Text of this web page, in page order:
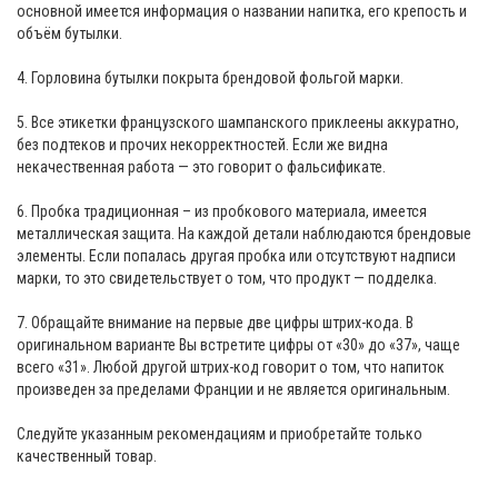
основной имеется информация о названии напитка, его крепость и
объём бутылки.
4. Горловина бутылки покрыта брендовой фольгой марки.
5. Все этикетки французского шампанского приклеены аккуратно,
без подтеков и прочих некорректностей. Если же видна
некачественная работа — это говорит о фальсификате.
6. Пробка традиционная – из пробкового материала, имеется
металлическая защита. На каждой детали наблюдаются брендовые
элементы. Если попалась другая пробка или отсутствуют надписи
марки, то это свидетельствует о том, что продукт — подделка.
7. Обращайте внимание на первые две цифры штрих-кода. В
оригинальном варианте Вы встретите цифры от «30» до «37», чаще
всего «31». Любой другой штрих-код говорит о том, что напиток
произведен за пределами Франции и не является оригинальным.
Следуйте указанным рекомендациям и приобретайте только
качественный товар.